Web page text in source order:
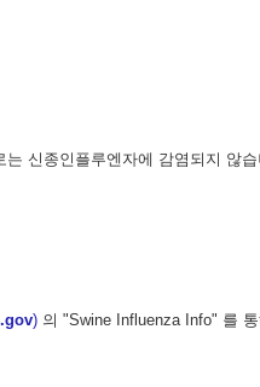
신종인플루엔자에 감염되지
) 의 "Swine Influenza Info" 를